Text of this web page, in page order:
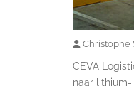
Christophe
CEVA
naar lithium-